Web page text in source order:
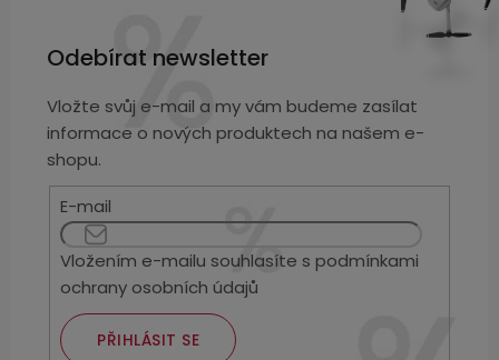
Odebírat newsletter
Vložte svůj e-mail a my vám budeme zasílat
informace o nových produktech na našem e-
shopu.
E-mail
Vložením e-mailu souhlasíte spodmínkami
ochrany osobních údajů
PŘIHLÁSIT SE